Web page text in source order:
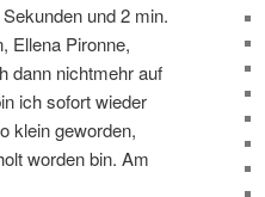
und 2 min.
Ellena Pironne,
dann nichtmehr auf
ich sofort wieder
klein geworden,
worden bin. Am